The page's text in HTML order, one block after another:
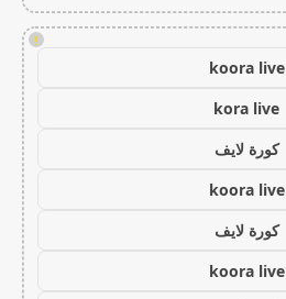
!
koora live
kora live
كورة لايف
koora live
كورة لايف
koora live